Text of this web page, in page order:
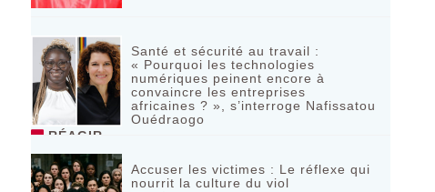
Santé et sécurité au travail :
« Pourquoi les technologies
numériques peinent encore à
convaincre les entreprises
africaines ? », s’interroge Nafissatou
Ouédraogo
RÉAGIR
Accuser les victimes : Le réflexe qui
nourrit la culture du viol